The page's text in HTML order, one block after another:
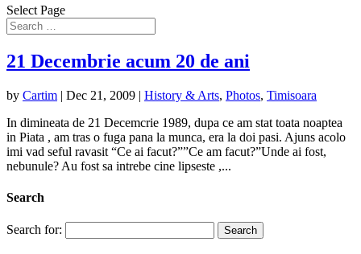
Select Page
21 Decembrie acum 20 de ani
by Cartim | Dec 21, 2009 | History & Arts, Photos, Timisoara
In dimineata de 21 Decemcrie 1989, dupa ce am stat toata noaptea
in Piata , am tras o fuga pana la munca, era la doi pasi. Ajuns acolo
imi vad seful ravasit “Ce ai facut?””Ce am facut?”Unde ai fost,
nebunule? Au fost sa intrebe cine lipseste ,...
Search
Search for: